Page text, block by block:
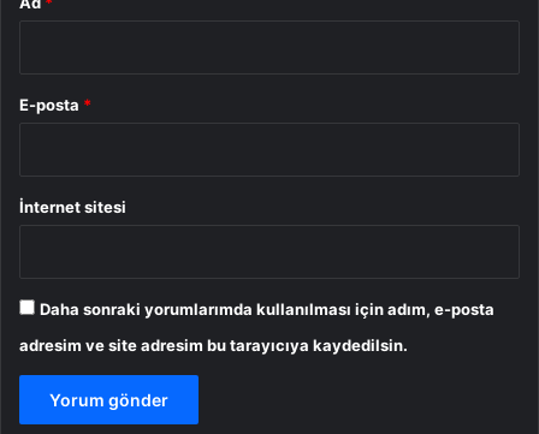
E-posta *
İnternet sitesi
Daha sonraki yorumlarımda kullanılması için adım, e-posta
adresim ve site adresim bu tarayıcıya kaydedilsin.